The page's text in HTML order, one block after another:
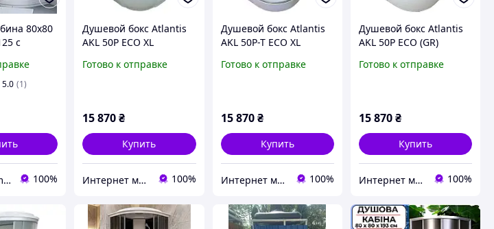
80x80
с
5.0 (1)
Sanitary.com.ua 100%
Душевой бокс Atlantis
AKL 50P ECO XL
Готово к отправке
15 870₴
Купить
Интернет магазин дверей и сантехники KIRI 100%
Душевой бокс Atlantis
AKL 50P-T ECO XL
Готово к отправке
15 870 ₴
Купить
Интернет магазин дверей и сантехники KIRI 100%
Душевой бокс Atlantis
AKL 50P ECO (GR)
Готово к отправке
15 870₴
Купить
Интернет магазин дверей и сантехники KIRI 100%